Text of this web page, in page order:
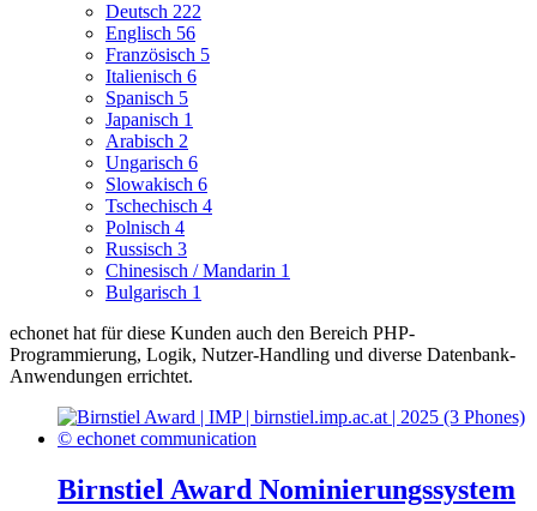
Deutsch 222
Englisch 56
Französisch 5
Italienisch 6
Spanisch 5
Japanisch 1
Arabisch 2
Ungarisch 6
Slowakisch 6
Tschechisch 4
Polnisch 4
Russisch 3
Chinesisch / Mandarin 1
Bulgarisch 1
echonet hat für diese Kunden auch den Bereich PHP-
Programmierung, Logik, Nutzer-Handling und diverse Datenbank-
Anwendungen errichtet.
Birnstiel Award Nominierungssystem